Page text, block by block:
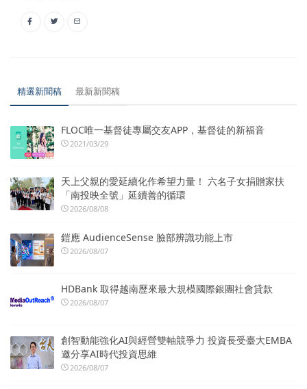
精選新聞稿 最新新聞稿
FLOC唯一基督徒專屬交友APP，基督徒的新福音
2021/03/29
天上父親的愛延續化作希望力量！ 六名子女捐贈家扶
「南投映全號」延續善的循環
2026/08/08
鎧應 AudienceSense 臉部辨識功能上市
2026/08/07
HDBank 取得越南歷來最大規模國際銀團社會貸款
2026/08/07
創智動能強化AI與經營雙軸競爭力 投資長受臺大EMBA
邀分享AI時代投資思維
2026/08/07